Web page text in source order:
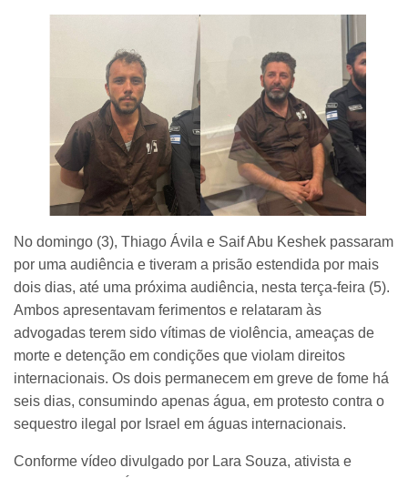
No domingo (3), Thiago Ávila e Saif Abu Keshek passaram
por uma audiência e tiveram a prisão estendida por mais
dois dias, até uma próxima audiência, nesta terça-feira (5).
Ambos apresentavam ferimentos e relataram às
advogadas terem sido vítimas de violência, ameaças de
morte e detenção em condições que violam direitos
internacionais. Os dois permanecem em greve de fome há
seis dias, consumindo apenas água, em protesto contra o
sequestro ilegal por Israel em águas internacionais.
Conforme vídeo divulgado por Lara Souza, ativista e